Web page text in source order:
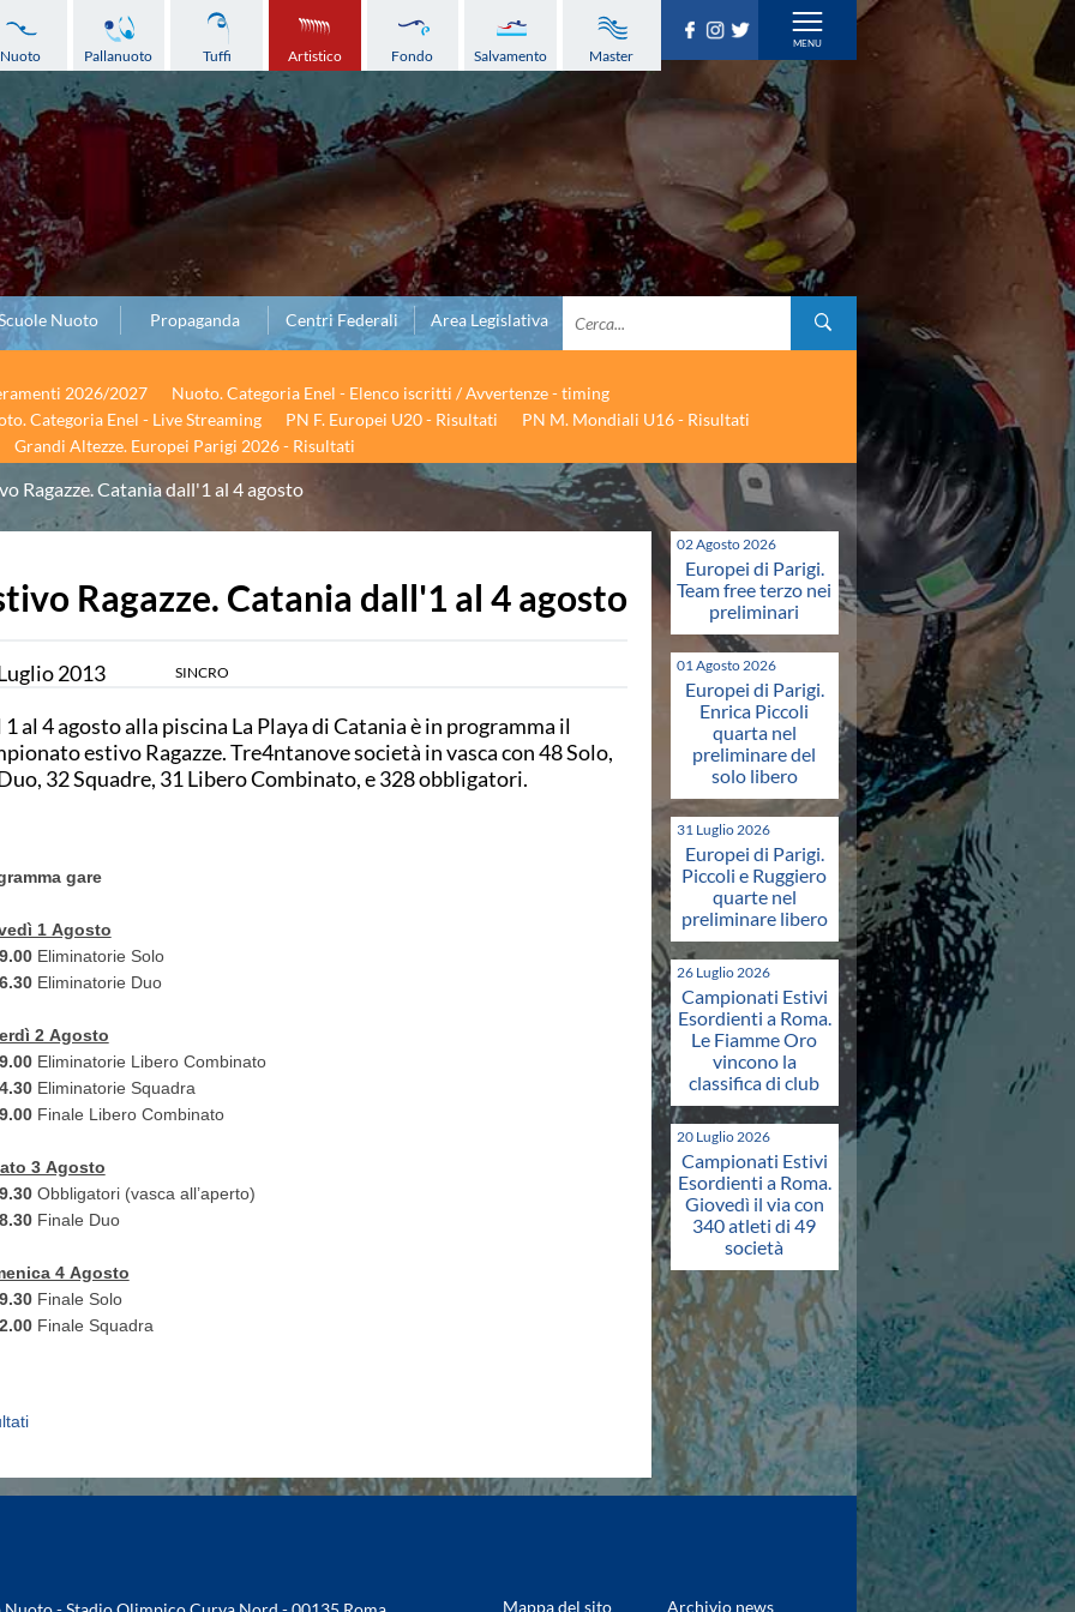
Nuoto Pallanuoto Tuffi Artistico Fondo Salvamento Master
Nuoto Propaganda Centri Federali Area Legislativa
2026/2027
Nuoto. Categoria Enel - Elenco iscritti / Avvertenze - timing
Categoria Enel - Live Streaming PN F. Europei U20 - Risultati
PN M. Mondiali U16 - Risultati
Grandi Altezze. Europei Parigi 2026 - Risultati
Ragazze. Catania dall'1 al 4 agosto
Ragazze. Catania dall'1 al 4 agosto
2013 SINCRO
1 al 4 agosto alla piscina La Playa di Catania è in programma il
estivo Ragazze. Tre4ntanove società in vasca con 48 Solo,
32 Squadre, 31 Libero Combinato, e 328 obbligatori.
gare
1 Agosto
Eliminatorie Solo
Eliminatorie Duo
2 Agosto
Eliminatorie Libero Combinato
Eliminatorie Squadra
Finale Libero Combinato
3 Agosto
Obbligatori (vasca all’aperto)
Finale Duo
4 Agosto
Finale Solo
Finale Squadra
02 Agosto 2026
Europei di Parigi.
Team free terzo nei
preliminari
01 Agosto 2026
Europei di Parigi.
Enrica Piccoli
quarta nel
preliminare del
solo libero
31 Luglio 2026
Europei di Parigi.
Piccoli e Ruggiero
quarte nel
preliminare libero
26 Luglio 2026
Campionati Estivi
Esordienti a Roma.
Le Fiamme Oro
vincono la
classifica di club
20 Luglio 2026
Campionati Estivi
Esordienti a Roma.
Giovedì il via con
340 atleti di 49
società
Mappa del sito Archivio news